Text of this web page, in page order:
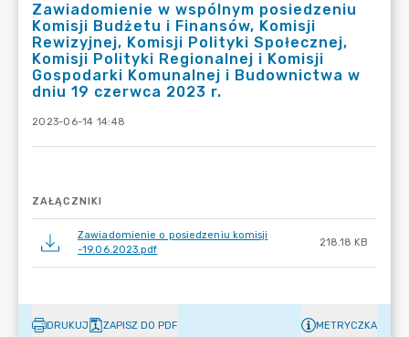
Zawiadomienie w wspólnym posiedzeniu
Komisji Budżetu i Finansów, Komisji
Rewizyjnej, Komisji Polityki Społecznej,
Komisji Polityki Regionalnej i Komisji
Gospodarki Komunalnej i Budownictwa w
dniu 19 czerwca 2023 r.
2023-06-14 14:48
ZAŁĄCZNIKI
Zawiadomienie o posiedzeniu komisji
-19.06.2023.pdf
218.18 KB
DRUKUJ ZAPISZ DO PDF METRYCZKA